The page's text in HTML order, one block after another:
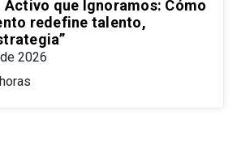
Activo que Ignoramos: Cómo
redefine talento,
2026